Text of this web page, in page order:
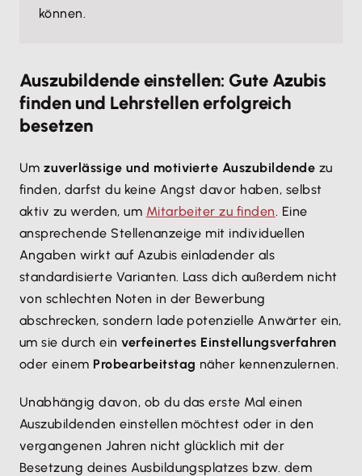
können.
Auszubildende einstellen: Gute Azubis
finden und Lehrstellen erfolgreich
besetzen
Umzuverlässige und motivierte Auszubildende zu
finden, darfst du keine Angst davor haben, selbst
aktiv zu werden, um Mitarbeiter zu finden. Eine
ansprechende Stellenanzeige mit individuellen
Angaben wirkt auf Azubis einladender als
standardisierte Varianten. Lass dich außerdem nicht
von schlechten Noten in der Bewerbung
abschrecken, sondern lade potenzielle Anwärter ein,
um sie durch einverfeinertes Einstellungsverfahren
oder einem Probearbeitstag näher kennenzulernen.
Unabhängig davon, ob du das erste Mal einen
Auszubildenden einstellen möchtest oder in den
vergangenen Jahren nicht glücklich mit der
Besetzung deines Ausbildungsplatzes bzw. dem